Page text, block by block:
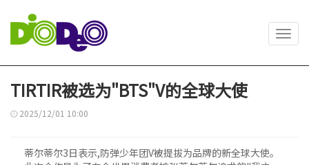
TIRTIR被选为"BTS"V的全球大使
2025/12/01 10:00
蒂尔蒂尔3日表示,防弹少年团V被提拔为品牌的新全球大使。